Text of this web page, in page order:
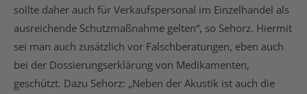
sollte daher auch für Verkaufspersonal im Einzelhandel als
ausreichende Schutzmaßnahme gelten“, so Sehorz. Hiermit
sei man auch zusätzlich vor Falschberatungen, eben auch
bei der Dossierungserklärung von Medikamenten,
geschützt. Dazu Sehorz: „Neben der Akustik ist auch die